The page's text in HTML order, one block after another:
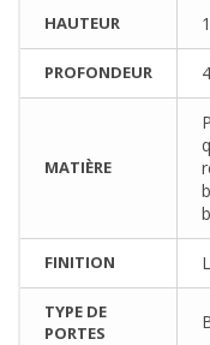
HAUTEUR
PROFONDEUR
MATIÈRE
FINITION
TYPE DE
PORTES